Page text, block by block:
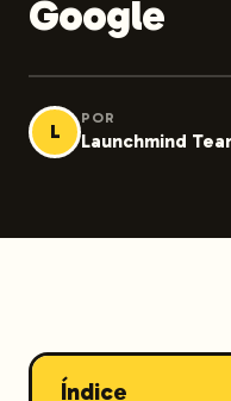
Google
L
POR
Launchmind
Índice